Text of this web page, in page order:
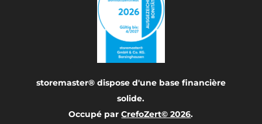
storemaster® dispose d'une base financière
solide.
Occupé parCrefoZert© 2026.